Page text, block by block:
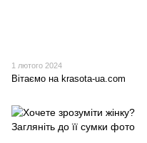
1 лютого 2024
Вітаємо на krasota-ua.com